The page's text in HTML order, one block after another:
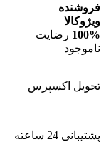
فروشنده
ویژوکالا
100% رضایت
ناموجود
تحویل اکسپرس
پشتیبانی 24 ساعته